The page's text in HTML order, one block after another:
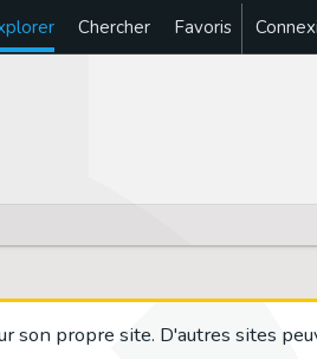
Chercher Favoris
son propre site. D'autres sites